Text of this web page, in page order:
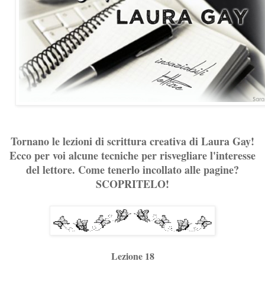
Tornano le lezioni di scrittura creativa di Laura Gay!
Ecco per voi alcune tecniche per risvegliare l'interesse
del lettore. Come tenerlo incollato alle pagine?
SCOPRITELO!
Lezione 18